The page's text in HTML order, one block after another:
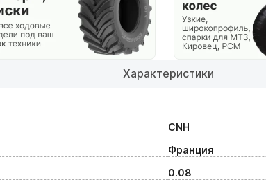
Характеристики
CNH
Франция
0.08